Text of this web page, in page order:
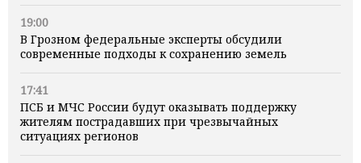
19:00
В Грозном федеральные эксперты обсудили
современные подходы к сохранению земель
17:41
ПСБ и МЧС России будут оказывать поддержку
жителям пострадавших при чрезвычайных
ситуациях регионов